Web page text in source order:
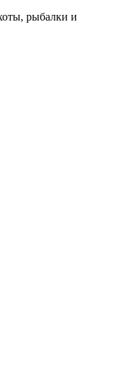
рыбалки и